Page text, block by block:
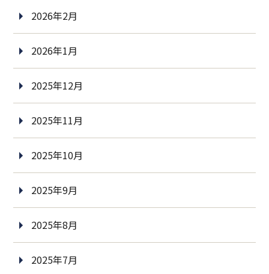
2026年2月
2026年1月
2025年12月
2025年11月
2025年10月
2025年9月
2025年8月
2025年7月